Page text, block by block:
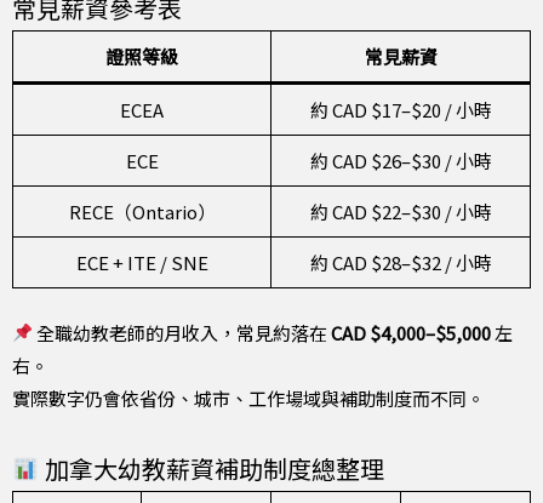
常見薪資參考表
證照等級 常見薪資
ECEA
約 CAD $17–$20 / 小時
ECE
約 CAD $26–$30 / 小時
RECE（Ontario）
約 CAD $22–$30 / 小時
ECE + ITE / SNE
約 CAD $28–$32 / 小時
全職幼教老師的月收入，常見約落在CAD $4,000–$5,000左
右。
實際數字仍會依省份、城市、工作場域與補助制度而不同。
加拿大幼教薪資補助制度總整理